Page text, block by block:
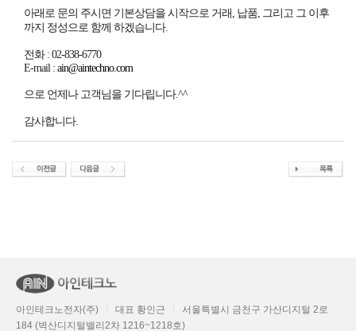
아래로 문의 주시면 기본상담을 시작으로 거래, 납품, 그리고 그 이후
까지 정성으로 함께 하겠습니다.
전화 : 02-838-6770
E-mail : ain@aintechno.com
으로 언제나 고객님을 기다립니다.^^
감사합니다.
아인테크노전자(주) 대표 황인근
서울특별시 금천구 가산디지털 2로
184 (벽산디지털밸리2차 1216~1218호)